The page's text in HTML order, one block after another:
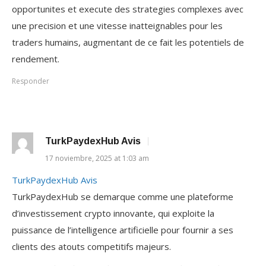
opportunites et execute des strategies complexes avec
une precision et une vitesse inatteignables pour les
traders humains, augmentant de ce fait les potentiels de
rendement.
Responder
TurkPaydexHub Avis
17 noviembre, 2025 at 1:03 am
TurkPaydexHub Avis
TurkPaydexHub se demarque comme une plateforme
d’investissement crypto innovante, qui exploite la
puissance de l’intelligence artificielle pour fournir a ses
clients des atouts competitifs majeurs.